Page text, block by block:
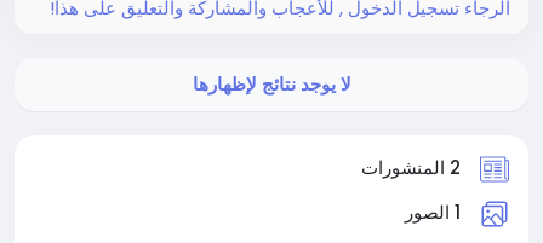
2 المنشورات
1 الصور
الرجاء تسجيل الدخول , للأعجاب والمشاركة والتعليق على هذا!
لا يوجد نتائج لإظهارها